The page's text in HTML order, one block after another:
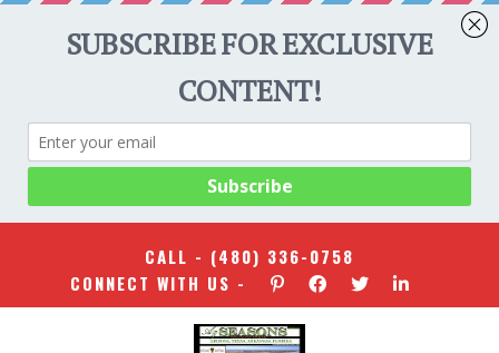
CALL - (480) 336-0758
CONNECT WITH US -